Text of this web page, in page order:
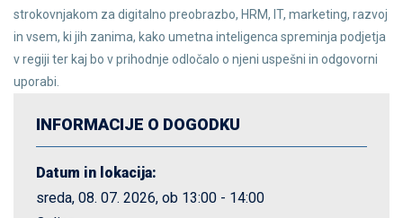
strokovnjakom za digitalno preobrazbo, HRM, IT, marketing, razvoj
in vsem, ki jih zanima, kako umetna inteligenca spreminja podjetja
v regiji ter kaj bo v prihodnje odločalo o njeni uspešni in odgovorni
uporabi.
INFORMACIJE O DOGODKU
Datum in lokacija:
sreda, 08. 07. 2026, ob 13:00 - 14:00